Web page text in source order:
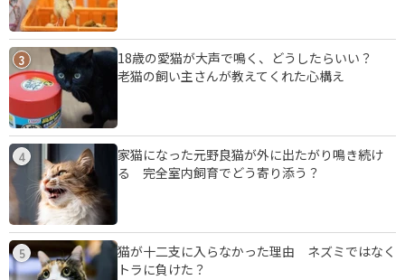
3
18歳の愛猫が大声で鳴く、どうしたらいい？
老猫の飼い主さんが教えてくれた心構え
4
家猫になった元野良猫が外に出たがり鳴き続け
る 完全室内飼育でどう寄り添う？
5
猫が十二支に入らなかった理由 ネズミではなく
トラに負けた？